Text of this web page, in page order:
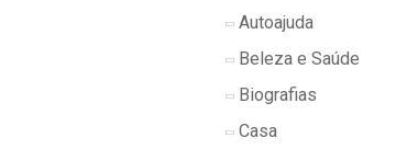
Autoajuda
Beleza e Saúde
Biografias
Casa